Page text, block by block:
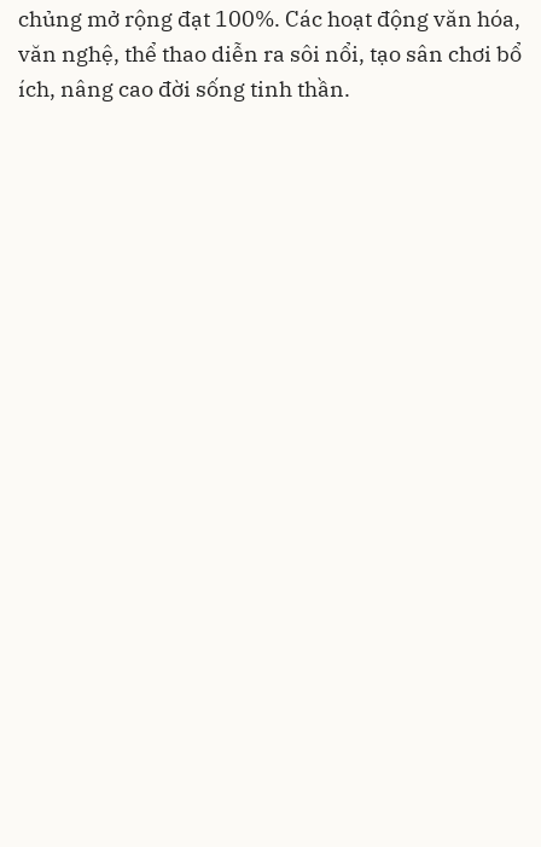
chủng mở rộng đạt 100%. Các hoạt động văn hóa,
văn nghệ, thể thao diễn ra sôi nổi, tạo sân chơi bổ
ích, nâng cao đời sống tinh thần.